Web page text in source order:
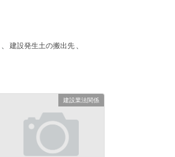
、 建設発生土の搬出先 、
建設業法関係